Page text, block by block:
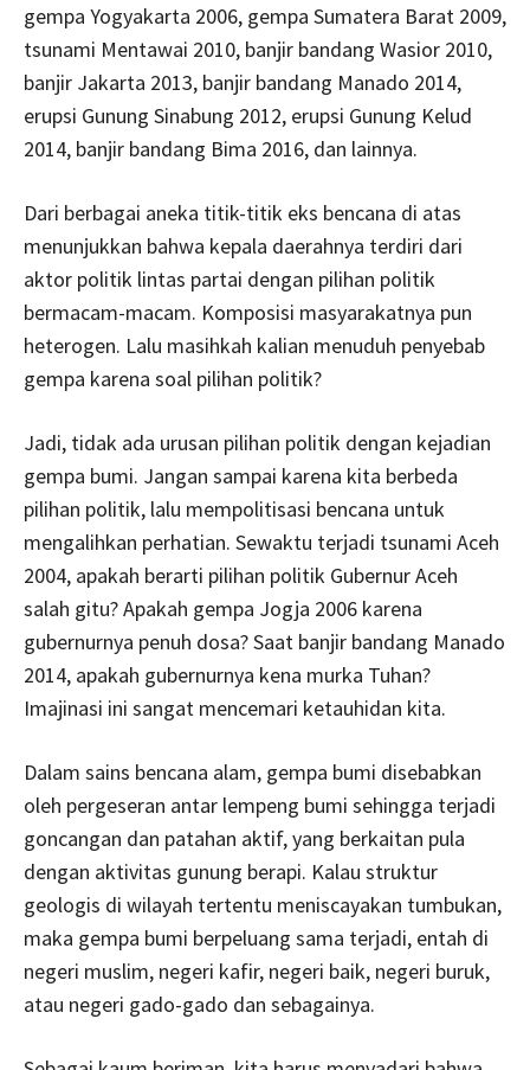
gempa Yogyakarta 2006, gempa Sumatera Barat 2009,
tsunami Mentawai 2010, banjir bandang Wasior 2010,
banjir Jakarta 2013, banjir bandang Manado 2014,
erupsi Gunung Sinabung 2012, erupsi Gunung Kelud
2014, banjir bandang Bima 2016, dan lainnya.
Dari berbagai aneka titik-titik eks bencana di atas
menunjukkan bahwa kepala daerahnya terdiri dari
aktor politik lintas partai dengan pilihan politik
bermacam-macam. Komposisi masyarakatnya pun
heterogen. Lalu masihkah kalian menuduh penyebab
gempa karena soal pilihan politik?
Jadi, tidak ada urusan pilihan politik dengan kejadian
gempa bumi. Jangan sampai karena kita berbeda
pilihan politik, lalu mempolitisasi bencana untuk
mengalihkan perhatian. Sewaktu terjadi tsunami Aceh
2004, apakah berarti pilihan politik Gubernur Aceh
salah gitu? Apakah gempa Jogja 2006 karena
gubernurnya penuh dosa? Saat banjir bandang Manado
2014, apakah gubernurnya kena murka Tuhan?
Imajinasi ini sangat mencemari ketauhidan kita.
Dalam sains bencana alam, gempa bumi disebabkan
oleh pergeseran antar lempeng bumi sehingga terjadi
goncangan dan patahan aktif, yang berkaitan pula
dengan aktivitas gunung berapi. Kalau struktur
geologis di wilayah tertentu meniscayakan tumbukan,
maka gempa bumi berpeluang sama terjadi, entah di
negeri muslim, negeri kafir, negeri baik, negeri buruk,
atau negeri gado-gado dan sebagainya.